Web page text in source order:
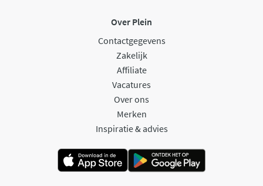
Over Plein
Contactgegevens
Zakelijk
Affiliate
Vacatures
Over ons
Merken
Inspiratie & advies